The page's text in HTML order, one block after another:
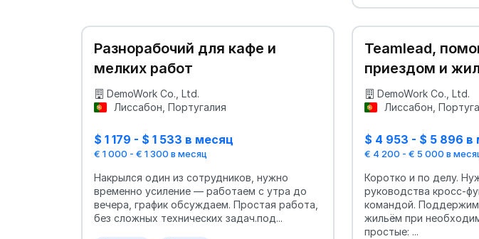
Разнорабочий для кафе и
мелких работ
DemoWork Co., Ltd.
Лиссабон, Португалия
$ 1 179 - $ 1 533 в месяц
€ 1 000 - € 1 300 в месяц
Накрылся один из сотрудников, нужно
временно усиление — работаем с утра до
вечера, график обсуждаем. Простая работа,
без сложных технических задач.под...
Teamlead,
приездом и
DemoWork Co., Ltd.
Лиссабон,
$ 4 953 - $ 5 896 в
€ 4 200 - € 5 000 в
Коротко и по делу.
руководства
командой.
жильём при
простые: ...